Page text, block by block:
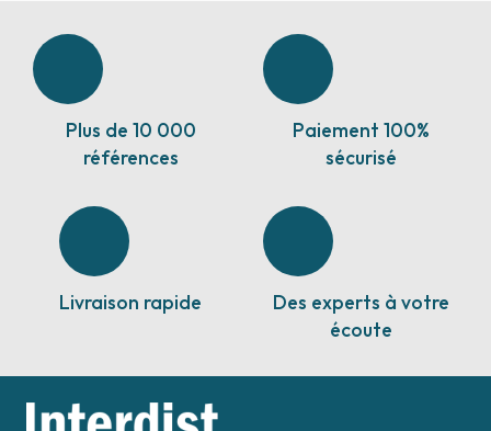
Plus de 10 000
références
Paiement 100%
sécurisé
Livraison rapide
Des experts à votre
écoute